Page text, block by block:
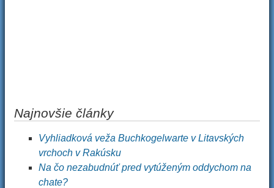
Najnovšie články
Vyhliadková veža Buchkogelwarte v Litavských
vrchoch v Rakúsku
Na čo nezabudnúť pred vytúženým oddychom na
chate?